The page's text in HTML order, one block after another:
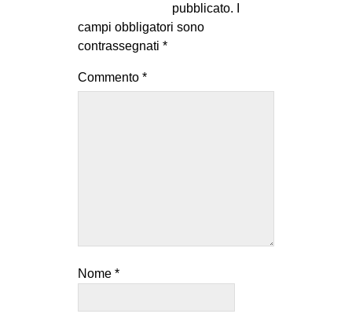
pubblicato.
campi obbligatori sono
contrassegnati *
Commento *
Nome *